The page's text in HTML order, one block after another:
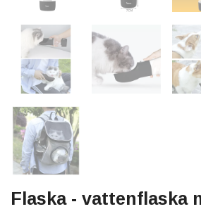
Flaska - vattenflaska